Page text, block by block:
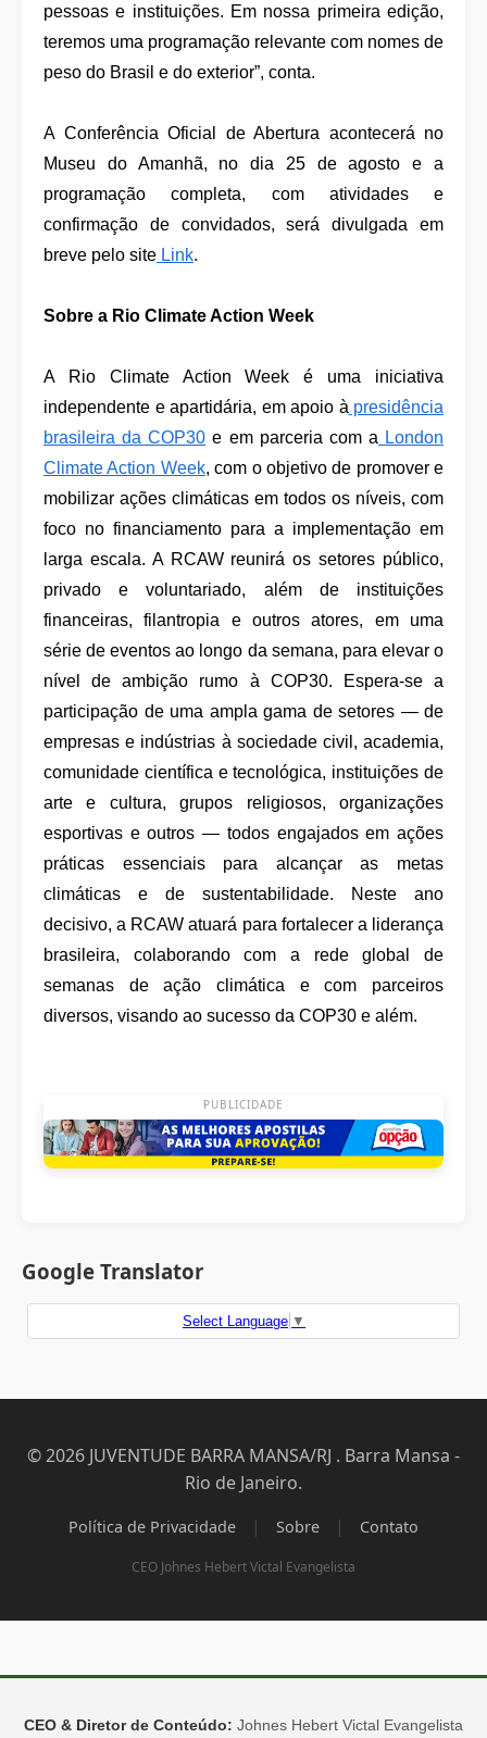
pessoas e instituições. Em nossa primeira edição,
teremos uma programação relevante com nomes de
peso do Brasil e do exterior”, conta.
A Conferência Oficial de Abertura acontecerá no
Museu do Amanhã, no dia 25 de agosto e a
programação completa, com atividades e
confirmação de convidados, será divulgada em
breve pelo site Link.
Sobre a Rio Climate Action Week
A Rio Climate Action Week é uma iniciativa
independente e apartidária, em apoio à presidência
brasileira da COP30 e em parceria com a London
Climate Action Week, com o objetivo de promover e
mobilizar ações climáticas em todos os níveis, com
foco no financiamento para a implementação em
larga escala. A RCAW reunirá os setores público,
privado e voluntariado, além de instituições
financeiras, filantropia e outros atores, em uma
série de eventos ao longo da semana, para elevar o
nível de ambição rumo à COP30. Espera-se a
participação de uma ampla gama de setores — de
empresas e indústrias à sociedade civil, academia,
comunidade científica e tecnológica, instituições de
arte e cultura, grupos religiosos, organizações
esportivas e outros — todos engajados em ações
práticas essenciais para alcançar as metas
climáticas e de sustentabilidade. Neste ano
decisivo, a RCAW atuará para fortalecer a liderança
brasileira, colaborando com a rede global de
semanas de ação climática e com parceiros
diversos, visando ao sucesso da COP30 e além.
PUBLICIDADE
Google Translator
Select Language ▼
© 2026 JUVENTUDE BARRA MANSA/RJ . Barra Mansa -
Rio de Janeiro.
Política de Privacidade | Sobre | Contato
CEO Johnes Hebert Victal Evangelista
CEO & Diretor de Conteúdo: Johnes Hebert Victal Evangelista